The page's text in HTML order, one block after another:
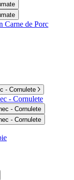
Carne de Porc
- Cornulete
- Cornulete
- Cornulete
- Cornulete